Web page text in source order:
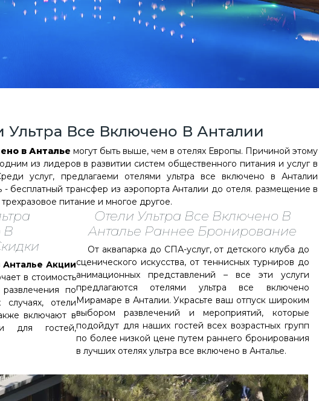
Ультра Все Включено В Анталии
в Антальемогут быть выше, чем в отелях Европы. Причиной этому
из лидеров в развитии систем общественного питания и услуг в
услуг, предлагаеми отелями ультра все включено в Анталии
- бесплатный трансфер из аэропорта Анталии до отеля. размещение в
питание и многое другое.
В
Анталье Акции
в стоимость
по
отели
включают в
для гостей,
Отели Ультра Все Включено В
Анталье Раннее Бронирование
От аквапарка до СПА-услуг, от детского клуба до
сценического искусства, от теннисных турниров до
анимационных представлений – все эти услуги
предлагаются отелями ультра все включено
Мирамаре в Анталии. Украсьте ваш отпуск широким
выбором развлечений и мероприятий, которые
подойдут для наших гостей всех возрастных групп
по более низкой цене путем раннего бронирования
в лучших отелях ультра все включено в Анталье.